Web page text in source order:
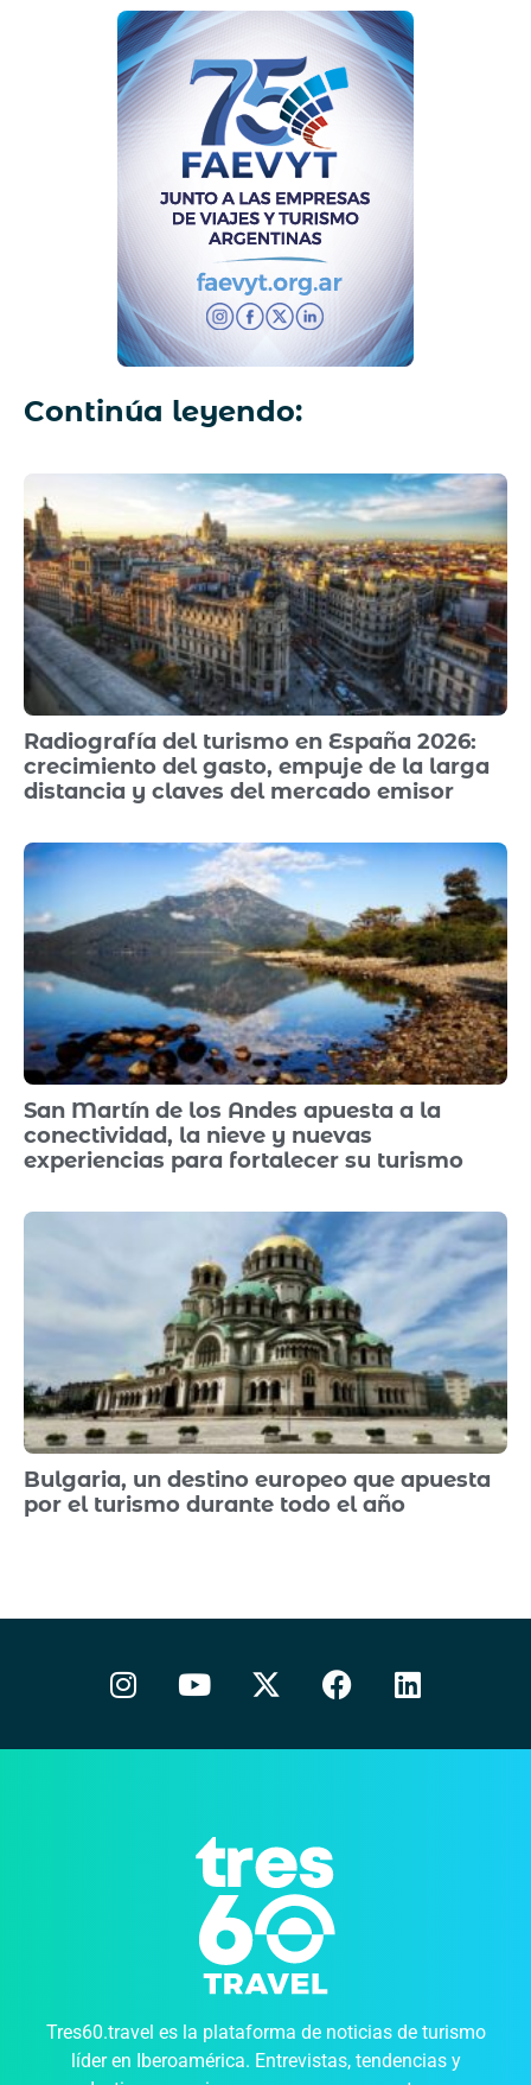
Continúa leyendo:
Radiografía del turismo en España 2026:
crecimiento del gasto, empuje de la larga
distancia y claves del mercado emisor
San Martín de los Andes apuesta a la
conectividad, la nieve y nuevas
experiencias para fortalecer su turismo
Bulgaria, un destino europeo que apuesta
por el turismo durante todo el año
Tres60.travel es la plataforma de noticias de turismo
líder en Iberoamérica. Entrevistas, tendencias y